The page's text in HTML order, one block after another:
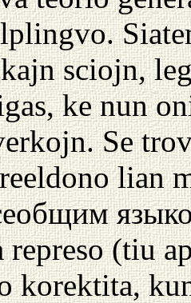
sciojn,
ke nun
Se
lian
represo (tiu
korektita,